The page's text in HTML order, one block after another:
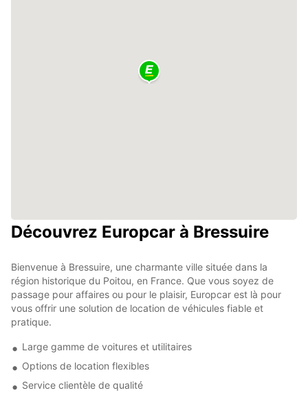
Découvrez Europcar à Bressuire
Bienvenue à Bressuire, une charmante ville située dans la
région historique du Poitou, en France. Que vous soyez de
passage pour affaires ou pour le plaisir, Europcar est là pour
vous offrir une solution de location de véhicules fiable et
pratique.
Large gamme de voitures et utilitaires
Options de location flexibles
Service clientèle de qualité